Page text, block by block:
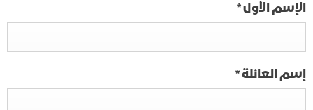
الإسم الأول*
إسم العائلة*